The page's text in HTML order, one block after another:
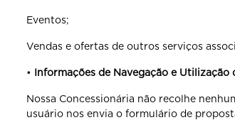
Eventos;
Vendas e ofertas de outros serviços
• Informações de Navegação e Utilização
Nossa Concessionária não recolhe
usuário nos envia o formulário de